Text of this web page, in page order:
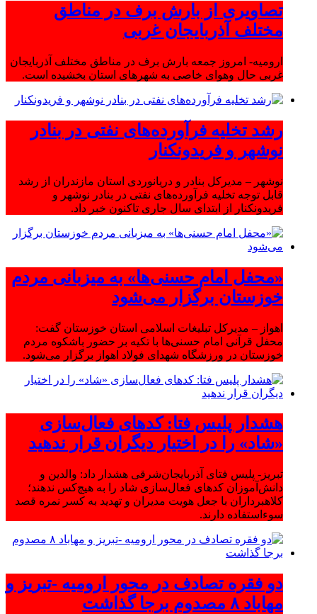
تصاویری از بارش برف در مناطق
مختلف آذربایجان غربی
ارومیه- امروز جمعه بارش برف در مناطق مختلف آذربایجان
غربی حال وهوای خاصی به شهرهای استان بخشیده است.
رشد تخلیه فرآورده‌های نفتی در بنادر
نوشهر و فریدونکنار
نوشهر – مدیرکل بنادر و دریانوردی استان مازندران از رشد
قابل توجه تخلیه فرآورده‌های نفتی در بنادر نوشهر و
فریدونکنار از ابتدای سال جاری تاکنون خبر داد.
«محفل امام حسنی‌ها» به میزبانی مردم
خوزستان برگزار می‌شود
اهواز – مدیرکل تبلیغات اسلامی استان خوزستان گفت:
محفل قرآنی امام حسنی‌ها با تکیه بر حضور باشکوه مردم
خوزستان در ورزشگاه شهدای فولاد اهواز برگزار می‌شود.
هشدار پلیس فتا: کدهای فعال‌سازی
«شاد» را در اختیار دیگران قرار ندهید
تبریز- پلیس فتای آذربایجان‌شرقی هشدار داد: والدین و
دانش‌آموزان کدهای فعال‌سازی شاد را به هیچ‌کس ندهند؛
کلاهبرداران با جعل هویت مدیران و تهدید به کسر نمره قصد
سوءاستفاده دارند.
دو فقره تصادف در محور ارومیه -تبریز و
مهاباد ۸ مصدوم برجا گذاشت